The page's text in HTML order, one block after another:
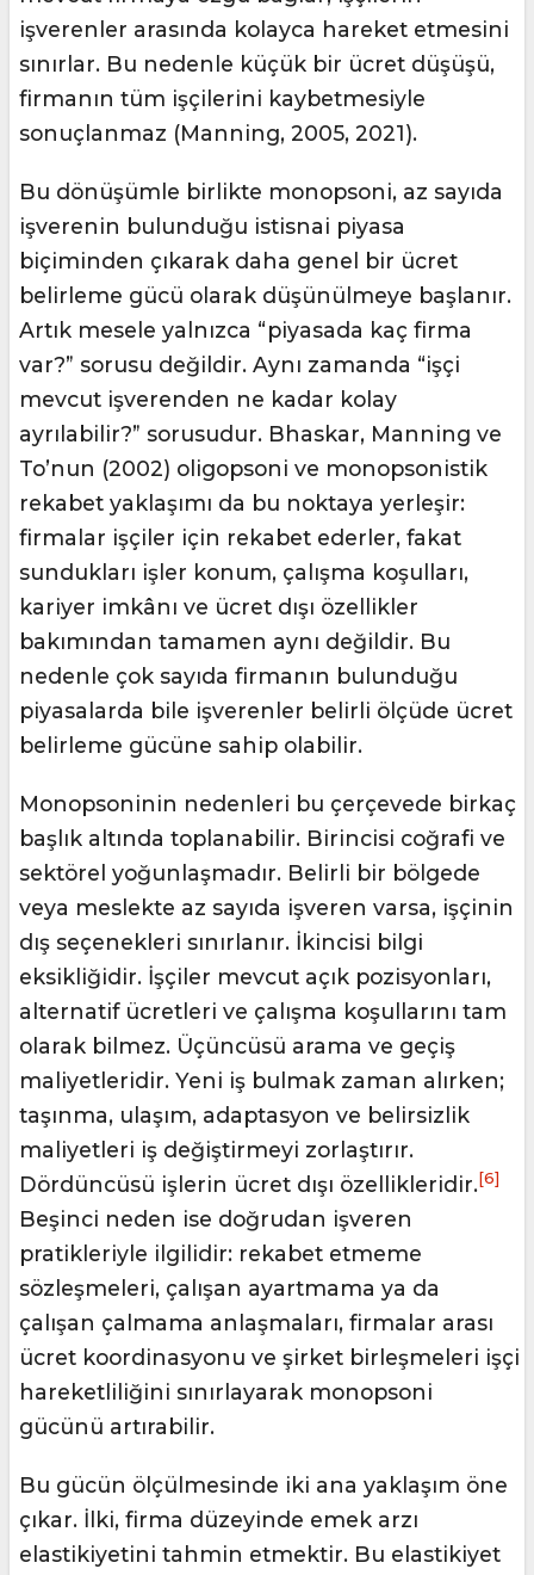
işverenler arasında kolayca hareket etmesini
sınırlar. Bu nedenle küçük bir ücret düşüşü,
firmanın tüm işçilerini kaybetmesiyle
sonuçlanmaz (Manning, 2005, 2021).
Bu dönüşümle birlikte monopsoni, az sayıda
işverenin bulunduğu istisnai piyasa
biçiminden çıkarak daha genel bir ücret
belirleme gücü olarak düşünülmeye başlanır.
Artık mesele yalnızca “piyasada kaç firma
var?” sorusu değildir. Aynı zamanda “işçi
mevcut işverenden ne kadar kolay
ayrılabilir?” sorusudur. Bhaskar, Manning ve
To’nun (2002) oligopsoni ve monopsonistik
rekabet yaklaşımı da bu noktaya yerleşir:
firmalar işçiler için rekabet ederler, fakat
sundukları işler konum, çalışma koşulları,
kariyer imkânı ve ücret dışı özellikler
bakımından tamamen aynı değildir. Bu
nedenle çok sayıda firmanın bulunduğu
piyasalarda bile işverenler belirli ölçüde ücret
belirleme gücüne sahip olabilir.
Monopsoninin nedenleri bu çerçevede birkaç
başlık altında toplanabilir. Birincisi coğrafi ve
sektörel yoğunlaşmadır. Belirli bir bölgede
veya meslekte az sayıda işveren varsa, işçinin
dış seçenekleri sınırlanır. İkincisi bilgi
eksikliğidir. İşçiler mevcut açık pozisyonları,
alternatif ücretleri ve çalışma koşullarını tam
olarak bilmez. Üçüncüsü arama ve geçiş
maliyetleridir. Yeni iş bulmak zaman alırken;
taşınma, ulaşım, adaptasyon ve belirsizlik
maliyetleri iş değiştirmeyi zorlaştırır.
Dördüncüsü işlerin ücret dışı özellikleridir.[6]
Beşinci neden ise doğrudan işveren
pratikleriyle ilgilidir: rekabet etmeme
sözleşmeleri, çalışan ayartmama ya da
çalışan çalmama anlaşmaları, firmalar arası
ücret koordinasyonu ve şirket birleşmeleri işçi
hareketliliğini sınırlayarak monopsoni
gücünü artırabilir.
Bu gücün ölçülmesinde iki ana yaklaşım öne
çıkar. İlki, firma düzeyinde emek arzı
elastikiyetini tahmin etmektir. Bu elastikiyet